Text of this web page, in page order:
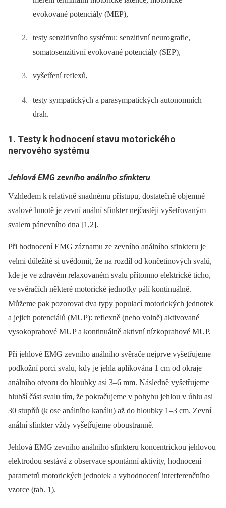
evokované potenciály (MEP),
testy senzitivního systému: senzitivní neurografie,
somatosenzitivní evokované potenciály (SEP),
vyšetření reflexů,
testy sympatických a parasympatických autonomních
drah.
1. Testy k hodnocení stavu motorického
nervového systému
Jehlová EMG zevního análního sfinkteru
Vzhledem k relativně snadnému přístupu, dostatečně objemné
svalové hmotě je zevní anální sfinkter nejčastěji vyšetřovaným
svalem pánevního dna [1,2].
Při hodnocení EMG záznamu ze zevního análního sfinkteru je
velmi důležité si uvědomit, že na rozdíl od končetinových svalů,
kde je ve zdravém relaxovaném svalu přítomno elektrické ticho,
ve svěračích některé motorické jednotky pálí kontinuálně.
Můžeme pak pozorovat dva typy populací motorických jednotek
a jejich potenciálů (MUP): reflexně (nebo volně) aktivované
vysokoprahové MUP a kontinuálně aktivní nízkoprahové MUP.
Při jehlové EMG zevního análního svěrače nejprve vyšetřujeme
podkožní porci svalu, kdy je jehla aplikována 1 cm od okraje
análního otvoru do hloubky asi 3–6 mm. Následně vyšetřujeme
hlubší část svalu tím, že pokračujeme v pohybu jehlou v úhlu asi
30 stupňů (k ose análního kanálu) až do hloubky 1–3 cm. Zevní
anální sfinkter vždy vyšetřujeme oboustranně.
Jehlová EMG zevního análního sfinkteru koncentrickou jehlovou
elektrodou sestává z observace spontánní aktivity, hodnocení
parametrů motorických jednotek a vyhodnocení interferenčního
vzorce (tab. 1).